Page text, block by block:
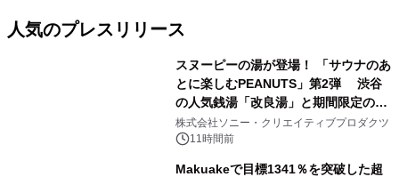
人気のプレスリリース
スヌーピーの湯が登場！ 「サウナのあ
とに楽しむPEANUTS」第2弾 渋谷
の人気銭湯「改良湯」と期間限定のコ
ラボレーション サウナイキタイコラ
ボグッズも発売決定！
株式会社ソニー・クリエイティブプロダクツ
11時間前
Makuakeで目標1341％を突破した超